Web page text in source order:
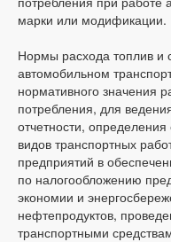
марки или модификации.
Нормы расхода топлив и
автомобильном
нормативного значения
потребления, для
отчетности,
видов транспортных
предприятий в
по налогообложению
экономии и
нефтепродуктов,
транспортными